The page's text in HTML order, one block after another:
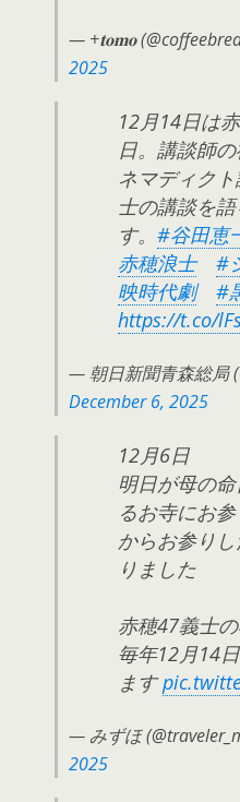
— +𝐭𝐨𝐦𝐨
2025
12月14日は
日。講談師
ネマディク
士の講談を
す。 #谷田恵
赤穂浪士
#
映時代劇
#
https://t.co/
— 朝日新聞青森総局
December 6, 2025
12月6日
明日が母の
るお寺にお
からお参り
りました
赤穂47義士
毎年12月14
ます
— みずほ
2025